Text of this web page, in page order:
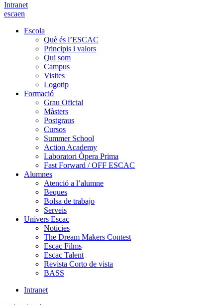
Intranet
escaen
Escola
Què és l’ESCAC
Principis i valors
Qui som
Campus
Visites
Logotip
Formació
Grau Oficial
Màsters
Postgraus
Cursos
Summer School
Action Academy
Laboratori Òpera Prima
Fast Forward / OFF ESCAC
Alumnes
Atenció a l’alumne
Beques
Bolsa de trabajo
Serveis
Univers Escac
Noticies
The Dream Makers Contest
Escac Films
Escac Talent
Revista Corto de vista
BASS
Intranet